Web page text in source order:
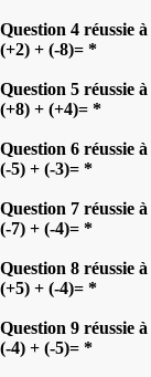
Question 4 réussie à
(+2) + (-8)= *
Question 5 réussie à
(+8) + (+4)= *
Question 6 réussie à
(-5) + (-3)= *
Question 7 réussie à
(-7) + (-4)= *
Question 8 réussie à
(+5) + (-4)= *
Question 9 réussie à
(-4) + (-5)= *